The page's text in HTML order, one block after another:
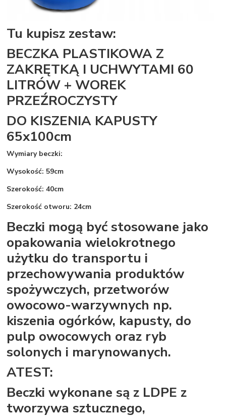
Tu kupisz zestaw:
BECZKA PLASTIKOWA Z
ZAKRĘTKĄ I UCHWYTAMI 60
LITRÓW + WOREK
PRZEŹROCZYSTY
DO KISZENIA KAPUSTY
65x100cm
Wymiary beczki:
Wysokość: 59cm
Szerokość: 40cm
Szerokość otworu: 24cm
Beczki mogą być stosowane jako
opakowania wielokrotnego
użytku do transportu i
przechowywania produktów
spożywczych, przetworów
owocowo-warzywnych np.
kiszenia ogórków, kapusty, do
pulp owocowych oraz ryb
solonych i marynowanych.
ATEST:
Beczki wykonane są z LDPE z
tworzywa sztucznego,